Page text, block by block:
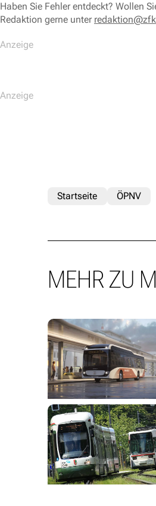
Haben Sie Fehler entdeckt? Wollen
Redaktion gerne unter
Startseite ÖPNV
MEHR ZU